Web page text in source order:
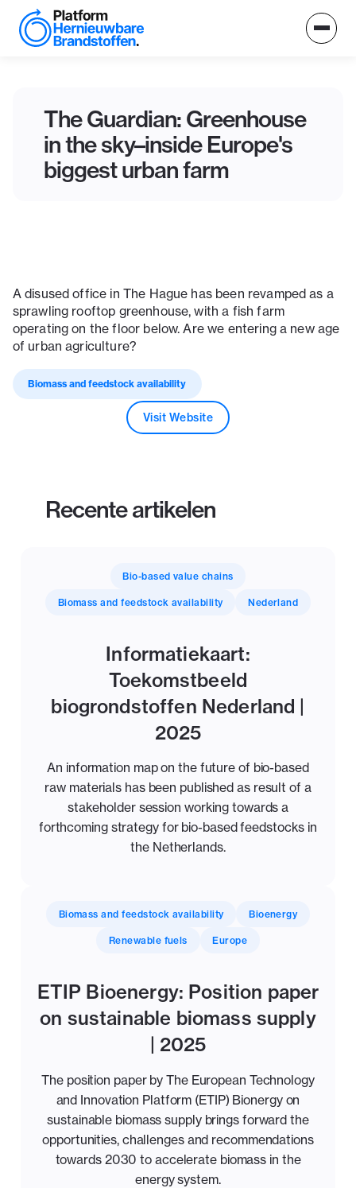
The Guardian: Greenhouse
in the sky–inside Europe's
biggest urban farm
A disused office in The Hague has been revamped as a
sprawling rooftop greenhouse, with a fish farm
operating on the floor below. Are we entering a new age
of urban agriculture?
Biomass and feedstock availability
Visit Website
Recente artikelen
Bio-based value chains
Biomass and feedstock availability Nederland
Informatiekaart:
Toekomstbeeld
biogrondstoffen Nederland |
2025
An information map on the future of bio-based
raw materials has been published as result of a
stakeholder session working towards a
forthcoming strategy for bio-based feedstocks in
the Netherlands.
Biomass and feedstock availability Bioenergy
Renewable fuels Europe
ETIP Bioenergy: Position paper
on sustainable biomass supply
| 2025
The position paper by The European Technology
and Innovation Platform (ETIP) Bionergy on
sustainable biomass supply brings forward the
opportunities, challenges and recommendations
towards 2030 to accelerate biomass in the
energy system.